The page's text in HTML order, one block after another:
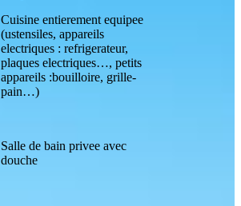
Cuisine entierement equipee
(ustensiles, appareils
electriques : refrigerateur,
plaques electriques…, petits
appareils :bouilloire, grille-
pain…)
Salle de bain privee avec
douche